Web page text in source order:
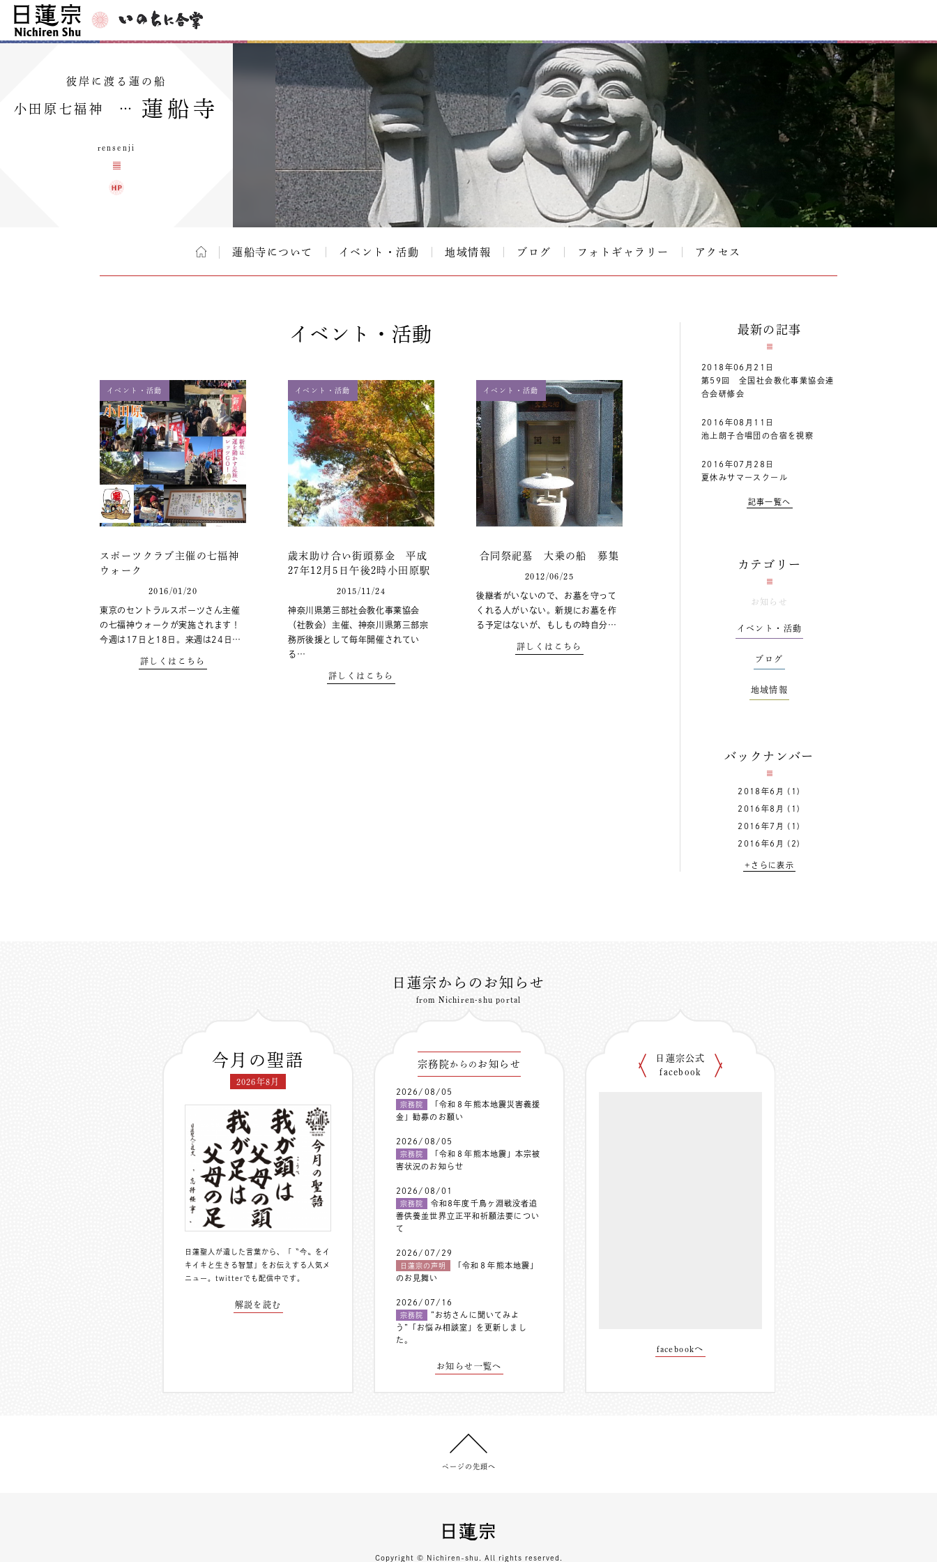
彼岸に渡る蓮の船
小田原七福神 … 蓮船寺
rensenji
蓮船寺について イベント・活動 地域情報 ブログ フォトギャラリー アクセス
イベント・活動
イベント・活動
スポーツクラブ主催の七福神
ウォーク
2016/01/20
東京のセントラルスポーツさん主催
の七福神ウォークが実施されます！
今週は17日と18日。来週は24日…
詳しくはこちら
イベント・活動
歳末助け合い街頭募金 平成
27年12月5日午後2時小田原駅
2015/11/24
神奈川県第三部社会教化事業協会
（社教会）主催、神奈川県第三部宗
務所後援として毎年開催されてい
る…
詳しくはこちら
イベント・活動
合同祭祀墓 大乗の船 募集
2012/06/25
後継者がいないので、お墓を守って
くれる人がいない。新規にお墓を作
る予定はないが、もしもの時自分…
詳しくはこちら
最新の記事
2018年06月21日
第59回 全国社会教化事業協会連
合会研修会
2016年08月11日
池上朗子合唱団の合宿を視察
2016年07月28日
夏休みサマースクール
記事一覧へ
カテゴリー
お知らせ
イベント・活動
ブログ
地域情報
バックナンバー
2018年6月 (1)
2016年8月 (1)
2016年7月 (1)
2016年6月 (2)
+さらに表示
日蓮宗からのお知らせ
from Nichiren-shu portal
今月の聖語
2026年8月
日蓮聖人が遺した言葉から、「〝今〟をイ
キイキと生きる智慧」をお伝えする人気メ
ニュー。 twitterでも配信中 です。
解説を読む
宗務院からの お知らせ
2026/08/05
宗務院
「令和８年熊本地震災害義援
金」勧募のお願い
2026/08/05
宗務院
「令和８年熊本地震」本宗被
害状況のお知らせ
2026/08/01
宗務院
令和8年度千鳥ヶ淵戦没者追
善供養並世界立正平和祈願法要につい
て
2026/07/29
日蓮宗の声明
「令和８年熊本地震」
のお見舞い
2026/07/16
宗務院
”お坊さんに聞いてみよ
う”「お悩み相談室」を更新しまし
た。
お知らせ一覧へ
日蓮宗公式
facebook
facebookへ
ページの先頭へ
Copyright © Nichiren-shu. All rights reserved.